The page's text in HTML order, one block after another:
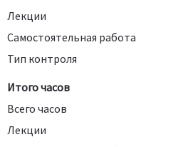
Лекции
Самостоятельная работа
Тип контроля
Итого часов
Всего часов
Лекции